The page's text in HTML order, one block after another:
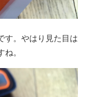
す。やはり見た目は
ね。